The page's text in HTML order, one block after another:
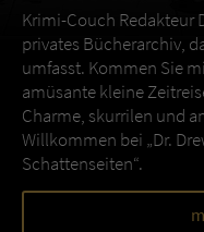
Krimi-Couch Redakteur
privates Bücherarchiv,
umfasst. Kommen Sie
amüsante kleine
Charme, skurrilen und
Willkommen bei „Dr.
Schattenseiten“.